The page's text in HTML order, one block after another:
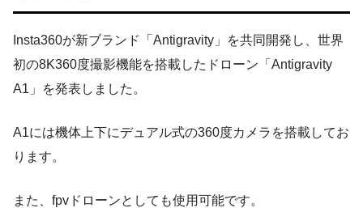
Insta360が新ブランド「Antigravity」を共同開発し、世界
初の8K360度撮影機能を搭載したドローン「Antigravity
A1」を発表しました。
A1には機体上下にデュアル式の360度カメラを搭載してお
ります。
また、fpvドローンとしても使用可能です。